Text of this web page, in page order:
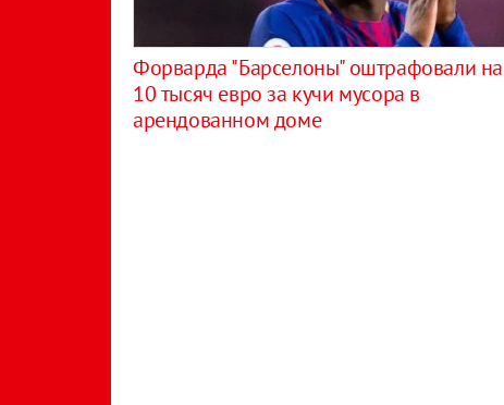
Форварда "Барселоны" оштрафовали на
10 тысяч евро за кучи мусора в
арендованном доме